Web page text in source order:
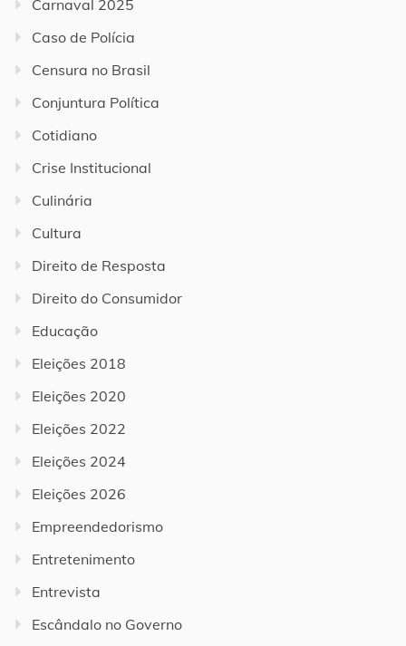
Carnaval 2025
Caso de Polícia
Censura no Brasil
Conjuntura Política
Cotidiano
Crise Institucional
Culinária
Cultura
Direito de Resposta
Direito do Consumidor
Educação
Eleições 2018
Eleições 2020
Eleições 2022
Eleições 2024
Eleições 2026
Empreendedorismo
Entretenimento
Entrevista
Escândalo no Governo